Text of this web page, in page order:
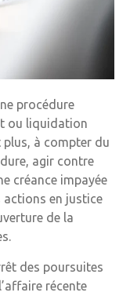
procédure
ou liquidation
plus, à compter du
agir contre
créance impayée
actions en justice
de la
des poursuites
récente